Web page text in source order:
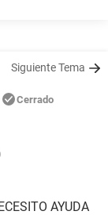
Siguiente Tema
Cerrado
AYUDA